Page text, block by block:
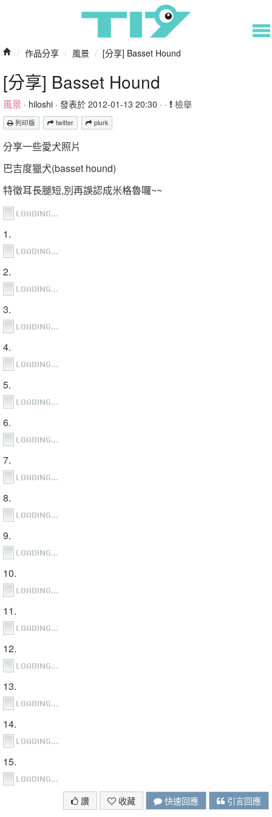
/ 作品分享 / 風景 / [分享] Basset Hound
[分享] Basset Hound
風景 · hiloshi · 發表於 2012-01-13 20:30 · · 檢舉
列印版 twitter plurk
分享一些愛犬照片
巴吉度獵犬(basset hound)
特徵耳長腿短,別再誤認成米格魯囉~~
1.
2.
3.
4.
5.
6.
7.
8.
9.
10.
11.
12.
13.
14.
15.
讚 收藏 快速回應 引言回應